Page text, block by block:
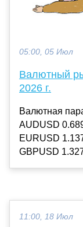
05:00, 05 Июл
Валютный
2026 г.
Валютная
AUDUSD
EURUSD
GBPUSD
11:00, 18 Июл